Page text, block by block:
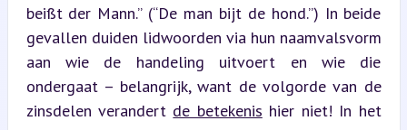
beißt der Mann.” (“De man bijt de hond.”) In beide
gevallen duiden lidwoorden via hun naamvalsvorm
aan wie de handeling uitvoert en wie die
ondergaat – belangrijk, want de volgorde van de
zinsdelen verandert de betekenis hier niet! In het